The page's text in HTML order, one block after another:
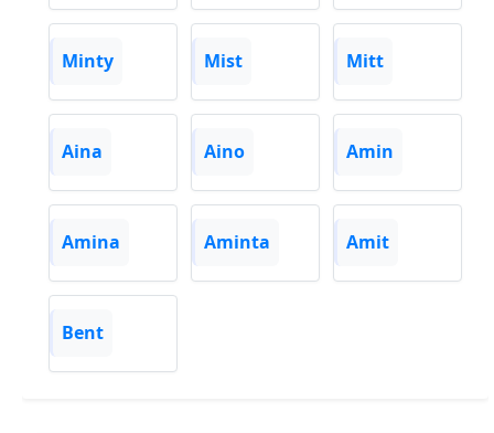
Minty Mist Mitt
Aina Aino Amin
Amina Aminta Amit
Bent